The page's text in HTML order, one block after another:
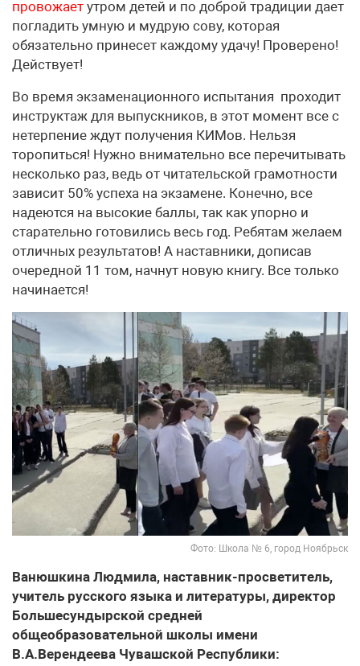
провожает утром детей и по доброй традиции дает
погладить умную и мудрую сову, которая
обязательно принесет каждому удачу! Проверено!
Действует!
Во время экзаменационного испытания проходит
инструктаж для выпускников, в этот момент все с
нетерпение ждут получения КИМов. Нельзя
торопиться! Нужно внимательно все перечитывать
несколько раз, ведь от читательской грамотности
зависит 50% успеха на экзамене. Конечно, все
надеются на высокие баллы, так как упорно и
старательно готовились весь год. Ребятам желаем
отличных результатов! А наставники, дописав
очередной 11 том, начнут новую книгу. Все только
начинается!
Фото: Школа № 6, город Ноябрьск
Ванюшкина Людмила, наставник-просветитель,
учитель русского языка и литературы, директор
Большесундырской средней
общеобразовательной школы имени
В.А.Верендеева Чувашской Республики: